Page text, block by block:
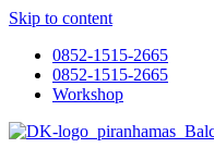
Skip to content
0852-1515-2665
0852-1515-2665
Workshop